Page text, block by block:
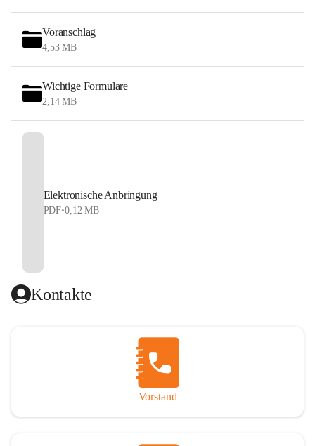
Voranschlag
4,53 MB
Wichtige Formulare
2,14 MB
Elektronische Anbringung
PDF•0,12 MB
Kontakte
Vorstand